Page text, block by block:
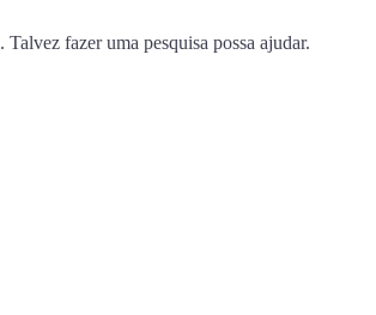
fazer uma pesquisa possa ajudar.